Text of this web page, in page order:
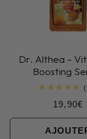
Dr. Althea -
Boosting
Prix
19,90€